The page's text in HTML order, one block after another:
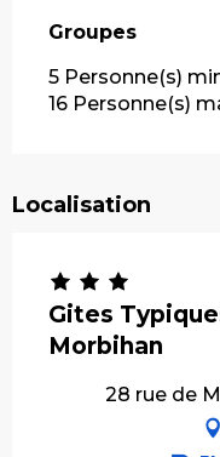
Groupes
Groupes
5 Personne(s)
16 Personne(s)
Localisation
Gites
Morbihan
28 rue de